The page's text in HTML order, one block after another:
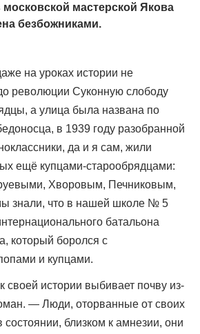
московской мастерской Якова
безбожниками.
на уроках истории не
революции Суконную слободу
а улица была названа по
в 1939 году разобранной
да и я сам, жили
ещё купцами-старообрядцами:
Хворовым, Печниковым,
знали, что в нашей школе № 5
батальона
который боролся с
и купцами.
истории выбивает почву из-
— Люди, оторванные от своих
состоянии, близком к амнезии, они